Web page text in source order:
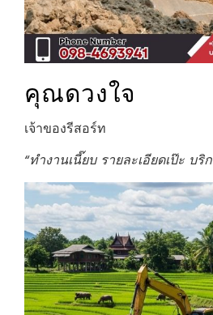
คุณดวงใจ
เจ้าของรีสอร์ท
“ทำงานเนี๊ยบ รายละเอียดเป๊ะ บริ